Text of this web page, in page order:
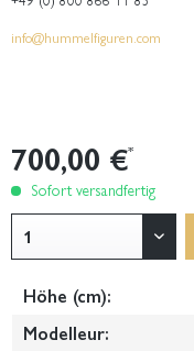
info@hummelfiguren.com
700,00 €*
Sofort versandfertig
Höhe (cm):
Modelleur: